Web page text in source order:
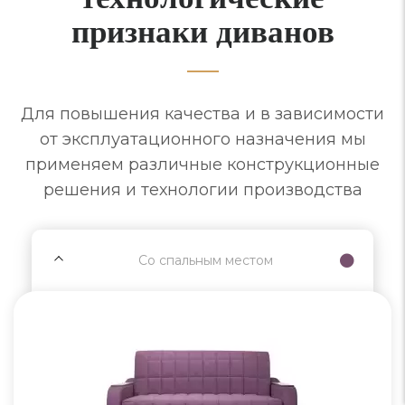
признаки диванов
Для повышения качества и в зависимости
от эксплуатационного назначения мы
применяем различные конструкционные
решения и технологии производства
Со спальным местом